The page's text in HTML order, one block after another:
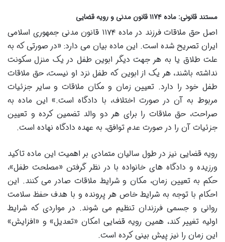
مستند قانونی: ماده ۱۱۷۴ قانون مدنی و رویه قضایی
اصل حق ملاقات فرزند در ماده ۱۱۷۴ قانون مدنی جمهوری اسلامی
ایران تصریح شده است. این ماده بیان می دارد: «در صورتی که به
علت طلاق یا به هر جهت دیگر ابوین طفل در یک منزل سکونت
نداشته باشند، هر یک از ابوین که طفل نزد او نیست، حق ملاقات
طفل خود را دارد. تعیین زمان و مکان ملاقات و سایر جزئیات
مربوط به آن در صورت اختلاف، با دادگاه است.» این ماده به
صراحت، حق ملاقات را برای هر دو والد تضمین کرده و تعیین
جزئیات آن را در صورت عدم توافق، به عهده دادگاه نهاده است.
رویه قضایی نیز در طول سالیان متمادی بر اهمیت این ماده تاکید
ورزیده و دادگاه های خانواده با در نظر گرفتن «مصلحت طفل»،
حکم به تعیین زمان، مکان و شرایط ملاقات صادر می کنند. این
احکام با توجه به شرایط خاص هر پرونده و با هدف حفظ سلامت
روانی و جسمی فرزندان تنظیم می شوند. در مواردی که شرایط
اولیه تغییر کند، همین رویه قضایی امکان «تعدیل» و «افزایش»
این زمان را نیز پیش بینی کرده است.